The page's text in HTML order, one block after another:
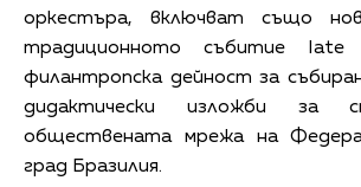
оркестъра, включват също
традиционното събитие
филантропска дейност за
дидактически изложби за
обществената мрежа на
град Бразилия.